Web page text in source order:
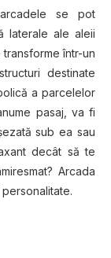
se pot
laterale ale aleii
într-un
destinate
a parcelelor
pasaj, va fi
sub ea sau
decât să te
Arcada